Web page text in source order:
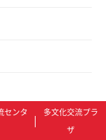
センタ
多文化交流プラ
ザ